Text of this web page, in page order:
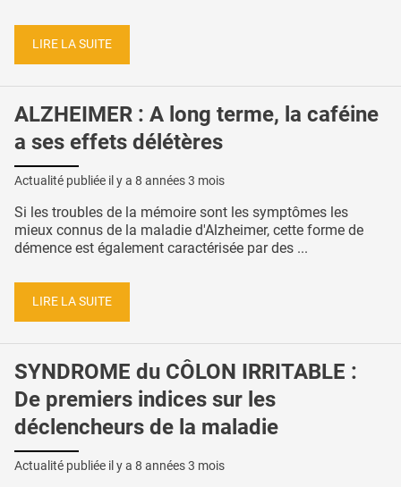
LIRE LA SUITE
ALZHEIMER : A long terme, la caféine
a ses effets délétères
Actualité publiée il y a 8 années 3 mois
Si les troubles de la mémoire sont les symptômes les
mieux connus de la maladie d'Alzheimer, cette forme de
démence est également caractérisée par des ...
LIRE LA SUITE
SYNDROME du CÔLON IRRITABLE :
De premiers indices sur les
déclencheurs de la maladie
Actualité publiée il y a 8 années 3 mois